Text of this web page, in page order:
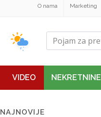
O nama Marketing
VIDEO NEKRETNINE
NAJNOVIJE